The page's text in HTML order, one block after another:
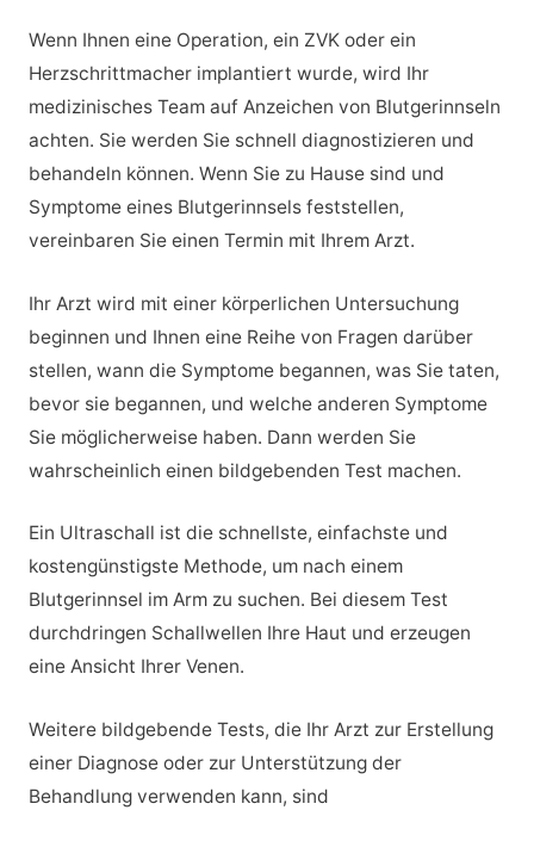
Wenn Ihnen eine Operation, ein ZVK oder ein
Herzschrittmacher implantiert wurde, wird Ihr
medizinisches Team auf Anzeichen von Blutgerinnseln
achten. Sie werden Sie schnell diagnostizieren und
behandeln können. Wenn Sie zu Hause sind und
Symptome eines Blutgerinnsels feststellen,
vereinbaren Sie einen Termin mit Ihrem Arzt.
Ihr Arzt wird mit einer körperlichen Untersuchung
beginnen und Ihnen eine Reihe von Fragen darüber
stellen, wann die Symptome begannen, was Sie taten,
bevor sie begannen, und welche anderen Symptome
Sie möglicherweise haben. Dann werden Sie
wahrscheinlich einen bildgebenden Test machen.
Ein Ultraschall ist die schnellste, einfachste und
kostengünstigste Methode, um nach einem
Blutgerinnsel im Arm zu suchen. Bei diesem Test
durchdringen Schallwellen Ihre Haut und erzeugen
eine Ansicht Ihrer Venen.
Weitere bildgebende Tests, die Ihr Arzt zur Erstellung
einer Diagnose oder zur Unterstützung der
Behandlung verwenden kann, sind